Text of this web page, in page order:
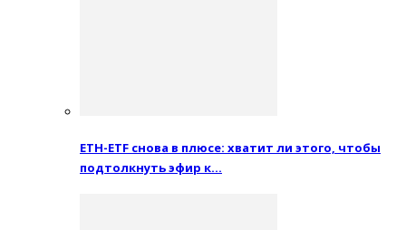
ETH-ETF снова в плюсе: хватит ли этого, чтобы
подтолкнуть эфир к…